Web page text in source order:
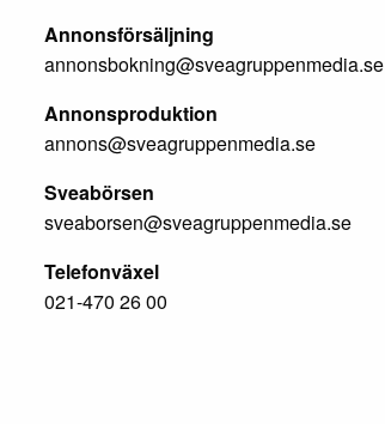
Annonsförsäljning
annonsbokning@sveagruppenmedia.se
Annonsproduktion
annons@sveagruppenmedia.se
Sveabörsen
sveaborsen@sveagruppenmedia.se
Telefonväxel
021-470 26 00